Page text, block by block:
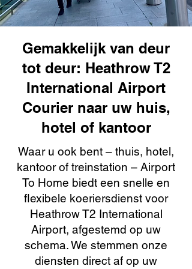
Gemakkelijk van deur
tot deur: Heathrow T2
International Airport
Courier naar uw huis,
hotel of kantoor
Waar u ook bent – thuis, hotel,
kantoor of treinstation – Airport
To Home biedt een snelle en
flexibele koeriersdienst voor
Heathrow T2 International
Airport, afgestemd op uw
schema. We stemmen onze
diensten direct af op uw